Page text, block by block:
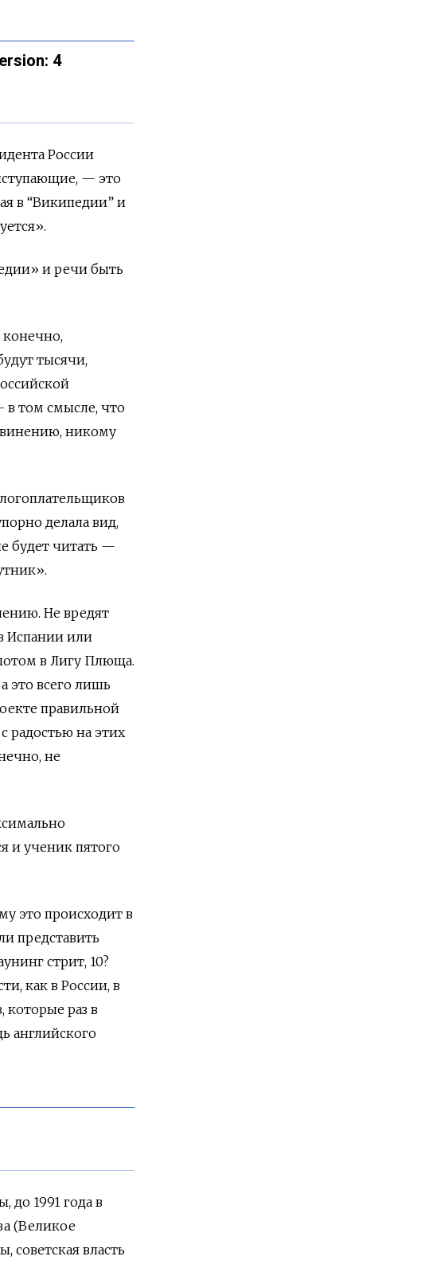
4
России
— это
в “Википедии” и
и речи быть
конечно,
тысячи,
том смысле, что
никому
делала вид,
будет читать —
Не вредят
Испании или
в Лигу Плюща.
это всего лишь
правильной
радостью на этих
не
и ученик пятого
это происходит в
представить
стрит, 10?
как в России, в
которые раз в
английского
до 1991 года в
(Великое
советская власть